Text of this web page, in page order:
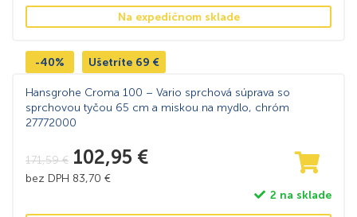
Na expedičnom sklade
-40% Ušetríte 69 €
Hansgrohe Croma 100 – Vario sprchová súprava so
sprchovou tyčou 65 cm a miskou na mydlo, chróm
27772000
171,59€ 102,95 €
bez DPH 83,70 €
2 na sklade